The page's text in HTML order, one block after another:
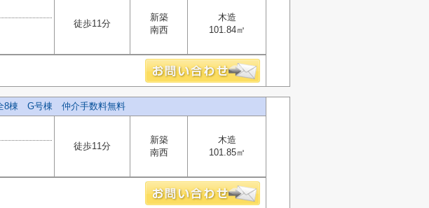
徒歩11分
新築
南西
木造
101.84㎡
8棟 G号棟 仲介手数料無料
徒歩11分
新築
南西
木造
101.85㎡